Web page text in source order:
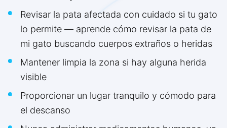
Revisar la pata afectada con cuidado si tu gato
lo permite — aprende cómo revisar la pata de
mi gato buscando cuerpos extraños o heridas
Mantener limpia la zona si hay alguna herida
visible
Proporcionar un lugar tranquilo y cómodo para
el descanso